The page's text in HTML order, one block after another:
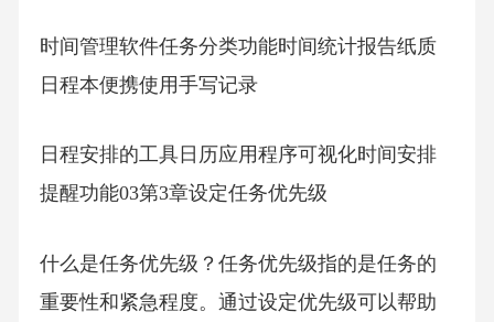
时间管理软件任务分类功能时间统计报告纸质
日程本便携使用手写记录
日程安排的工具日历应用程序可视化时间安排
提醒功能03第3章设定任务优先级
什么是任务优先级？任务优先级指的是任务的
重要性和紧急程度。通过设定优先级可以帮助